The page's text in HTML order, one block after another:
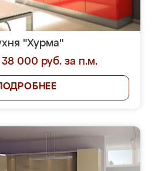
"Хурма"
38 000 руб. за п.м.